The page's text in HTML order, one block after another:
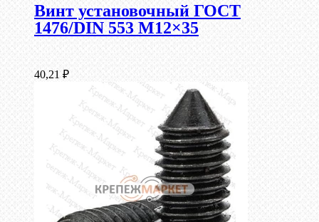
Винт установочный ГОСТ
1476/DIN 553 М12×35
40,21 ₽